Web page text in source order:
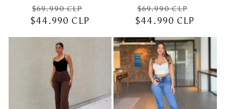
Precio
habitual
$69.990 CLP
de
$44.990 CLP
Precio
habitual
$69.990 CLP
de
$44.990 CLP